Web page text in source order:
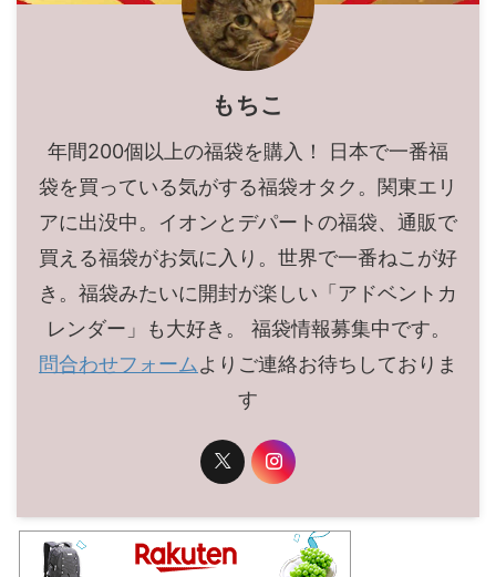
もちこ
年間200個以上の福袋を購入！ 日本で一番福
袋を買っている気がする福袋オタク。関東エリ
アに出没中。イオンとデパートの福袋、通販で
買える福袋がお気に入り。世界で一番ねこが好
き。福袋みたいに開封が楽しい「アドベントカ
レンダー」も大好き。 福袋情報募集中です。
問合わせフォームよりご連絡お待ちしておりま
す